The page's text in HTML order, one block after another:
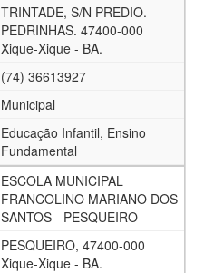
TRINTADE, S/N PREDIO.
PEDRINHAS. 47400-000
Xique-Xique - BA.
(74) 36613927
Municipal
Educação Infantil, Ensino
Fundamental
ESCOLA MUNICIPAL
FRANCOLINO MARIANO DOS
SANTOS - PESQUEIRO
PESQUEIRO, 47400-000
Xique-Xique - BA.